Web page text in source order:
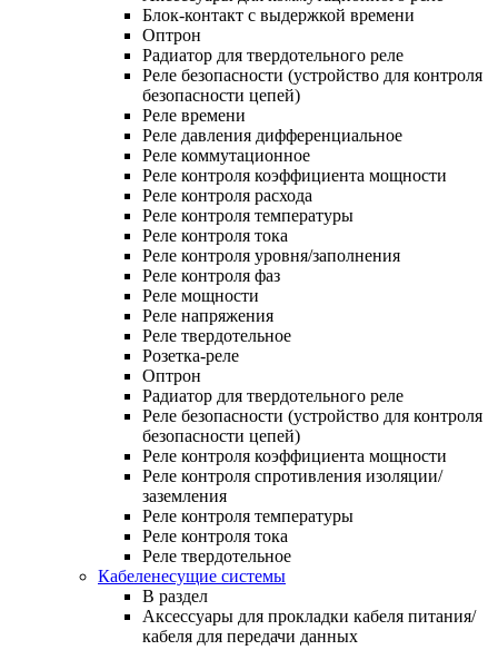
Блок-контакт с выдержкой времени
Оптрон
Радиатор для твердотельного реле
Реле безопасности (устройство для контроля
безопасности цепей)
Реле времени
Реле давления дифференциальное
Реле коммутационное
Реле контроля коэффициента мощности
Реле контроля расхода
Реле контроля температуры
Реле контроля тока
Реле контроля уровня/заполнения
Реле контроля фаз
Реле мощности
Реле напряжения
Реле твердотельное
Розетка-реле
Оптрон
Радиатор для твердотельного реле
Реле безопасности (устройство для контроля
безопасности цепей)
Реле контроля коэффициента мощности
Реле контроля спротивления изоляции/
заземления
Реле контроля температуры
Реле контроля тока
Реле твердотельное
Кабеленесущие системы
В раздел
Аксессуары для прокладки кабеля питания/
кабеля для передачи данных